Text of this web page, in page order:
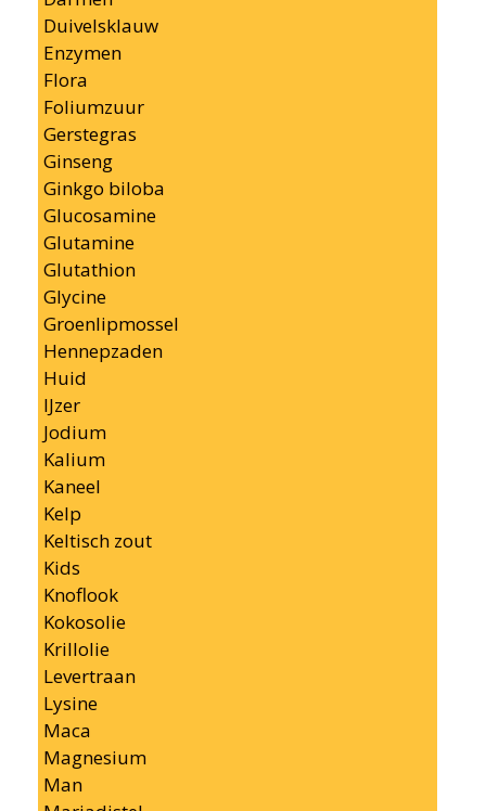
Duivelsklauw
Enzymen
Flora
Foliumzuur
Gerstegras
Ginseng
Ginkgo biloba
Glucosamine
Glutamine
Glutathion
Glycine
Groenlipmossel
Hennepzaden
Huid
IJzer
Jodium
Kalium
Kaneel
Kelp
Keltisch zout
Kids
Knoflook
Kokosolie
Krillolie
Levertraan
Lysine
Maca
Magnesium
Man